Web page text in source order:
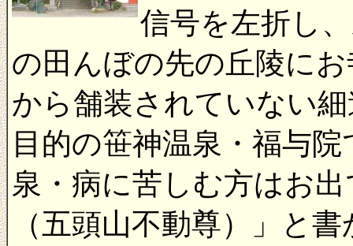
信号を左折し
の田んぼの先の丘陵に
から舗装されていない
目的の笹神温泉・福与
泉・病に苦しむ方はお
（五頭山不動尊）」と